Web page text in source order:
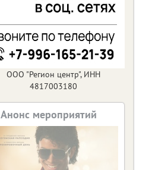
ООО "Регион центр", ИНН
4817003180
Анонс мероприятий